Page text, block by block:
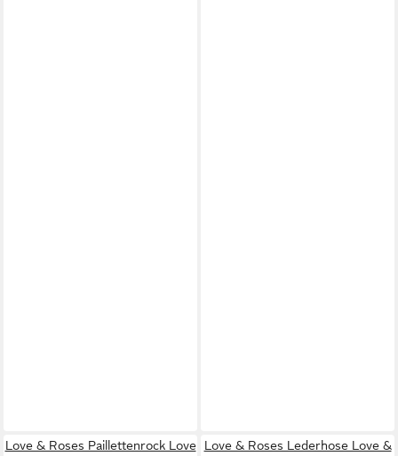
Love & Roses Paillettenrock Love
Love & Roses Lederhose Love &